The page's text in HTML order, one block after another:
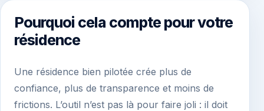
Pourquoi cela compte pour votre
résidence
Une résidence bien pilotée crée plus de
confiance, plus de transparence et moins de
frictions. L’outil n’est pas là pour faire joli : il doit